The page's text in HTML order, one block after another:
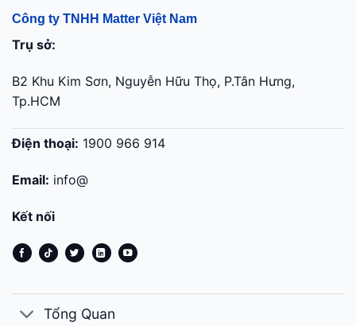
Công ty TNHH Matter Việt Nam
Trụ sở:
B2 Khu Kim Sơn, Nguyễn Hữu Thọ, P.Tân Hưng,
Tp.HCM
Điện thoại: 1900 966 914
Email: info@
Kết nối
Tổng Quan